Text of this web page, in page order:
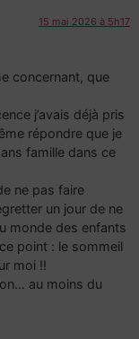
15 mai 2026 à 5h17
concernant, que
j’avais déjà pris
répondre que je
famille dans ce
ne pas faire
un jour de ne
monde des enfants
point : le sommeil
moi !!
au moins du